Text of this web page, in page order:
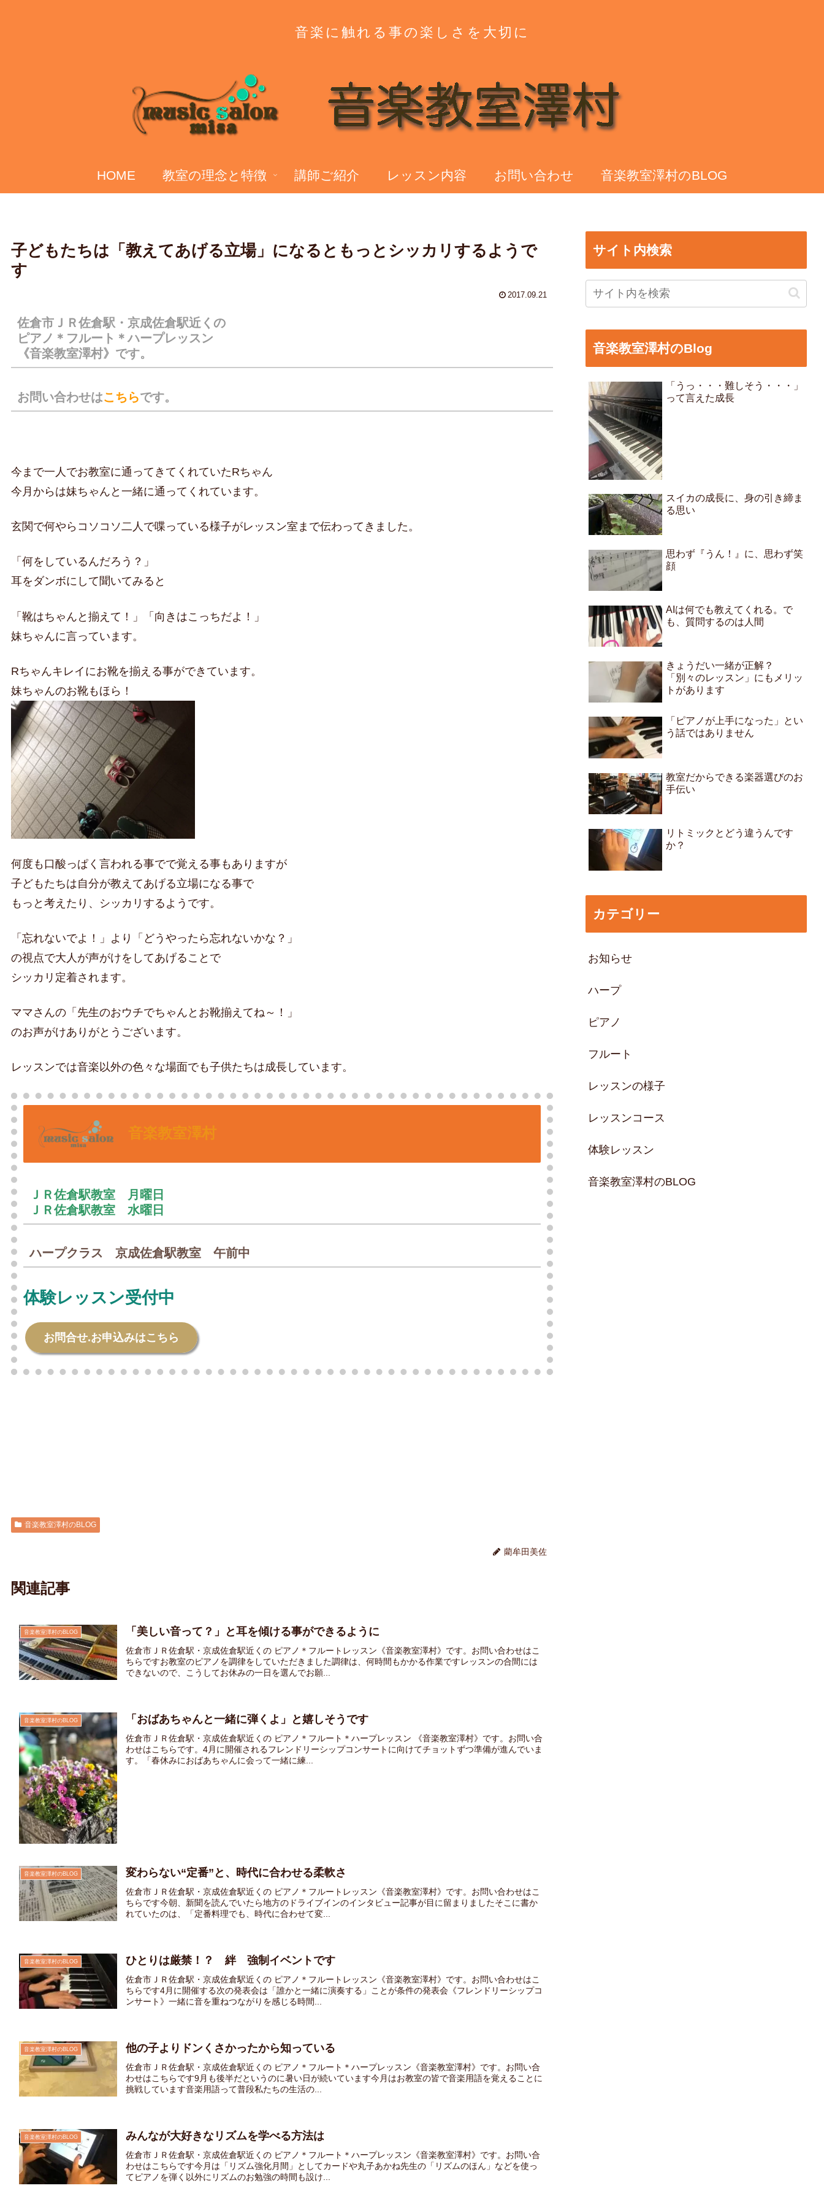
音楽に触れる事の楽しさを大切に
HOME 教室の理念と特徴 講師ご紹介 レッスン内容 お問い合わせ 音楽教室澤村のBLOG
子どもたちは「教えてあげる立場」になるともっとシッカリするようで
す
2017.09.21
佐倉市ＪＲ佐倉駅・京成佐倉駅近くの
ピアノ＊フルート＊ハープレッスン
《音楽教室澤村》です。
お問い合わせはこちらです。
今まで一人でお教室に通ってきてくれていたRちゃん
今月からは妹ちゃんと一緒に通ってくれています。
玄関で何やらコソコソ二人で喋っている様子がレッスン室まで伝わってきました。
「何をしているんだろう？」
耳をダンボにして聞いてみると
「靴はちゃんと揃えて！」「向きはこっちだよ！」
妹ちゃんに言っています。
Rちゃんキレイにお靴を揃える事ができています。
妹ちゃんのお靴もほら！
何度も口酸っぱく言われる事でで覚える事もありますが
子どもたちは自分が教えてあげる立場になる事で
もっと考えたり、シッカリするようです。
「忘れないでよ！」より「どうやったら忘れないかな？」
の視点で大人が声がけをしてあげることで
シッカリ定着されます。
ママさんの「先生のおウチでちゃんとお靴揃えてね～！」
のお声がけありがとうございます。
レッスンでは音楽以外の色々な場面でも子供たちは成長しています。
音楽教室澤村
ＪＲ佐倉駅教室 月曜日
ＪＲ佐倉駅教室 水曜日
ハープクラス 京成佐倉駅教室 午前中
体験レッスン受付中
お問合せ.お申込みはこちら
音楽教室澤村のBLOG
藺牟田美佐
関連記事
音楽教室澤村のBLOG 「美しい音って？」と耳を傾ける事ができるように
佐倉市ＪＲ佐倉駅・京成佐倉駅近くの ピアノ＊フルートレッスン《音楽教室澤村》です。お問い合わせはこ
ちらですお教室のピアノを調律をしていただきました調律は、何時間もかかる作業ですレッスンの合間には
できないので、こうしてお休みの一日を選んでお願...
音楽教室澤村のBLOG 「おばあちゃんと一緒に弾くよ」と嬉しそうです
佐倉市ＪＲ佐倉駅・京成佐倉駅近くの ピアノ＊フルート＊ハープレッスン 《音楽教室澤村》です。お問い合
わせはこちらです。4月に開催されるフレンドリーシップコンサートに向けてチョットずつ準備が進んでいま
す。「春休みにおばあちゃんに会って一緒に練...
音楽教室澤村のBLOG 変わらない“定番”と、時代に合わせる柔軟さ
佐倉市ＪＲ佐倉駅・京成佐倉駅近くの ピアノ＊フルートレッスン《音楽教室澤村》です。お問い合わせはこ
ちらです今朝、新聞を読んでいたら地方のドライブインのインタビュー記事が目に留まりましたそこに書か
れていたのは、「定番料理でも、時代に合わせて変...
音楽教室澤村のBLOG ひとりは厳禁！？ 絆 強制イベントです
佐倉市ＪＲ佐倉駅・京成佐倉駅近くの ピアノ＊フルートレッスン《音楽教室澤村》です。お問い合わせはこ
ちらです4月に開催する次の発表会は「誰かと一緒に演奏する」ことが条件の発表会《フレンドリーシップコ
ンサート》一緒に音を重ねつながりを感じる時間...
音楽教室澤村のBLOG 他の子よりドンくさかったから知っている
佐倉市ＪＲ佐倉駅・京成佐倉駅近くの ピアノ＊フルート＊ハープレッスン《音楽教室澤村》です。お問い合
わせはこちらです9月も後半だというのに暑い日が続いています今月はお教室の皆で音楽用語を覚えることに
挑戦しています音楽用語って普段私たちの生活の...
音楽教室澤村のBLOG みんなが大好きなリズムを学べる方法は
佐倉市ＪＲ佐倉駅・京成佐倉駅近くの ピアノ＊フルート＊ハープレッスン《音楽教室澤村》です。お問い合
わせはこちらです今月は「リズム強化月間」としてカードや丸子あかね先生の「リズムのほん」などを使っ
てピアノを弾く以外にリズムのお勉強の時間も設け...
サイト内検索
音楽教室澤村のBlog
「うっ・・・難しそう・・・」
って言えた成長
スイカの成長に、身の引き締ま
る思い
思わず『うん！』に、思わず笑
顔
AIは何でも教えてくれる。で
も、質問するのは人間
きょうだい一緒が正解？
「別々のレッスン」にもメリッ
トがあります
「ピアノが上手になった」とい
う話ではありません
教室だからできる楽器選びのお
手伝い
リトミックとどう違うんです
か？
カテゴリー
お知らせ
ハープ
ピアノ
フルート
レッスンの様子
レッスンコース
体験レッスン
音楽教室澤村のBLOG